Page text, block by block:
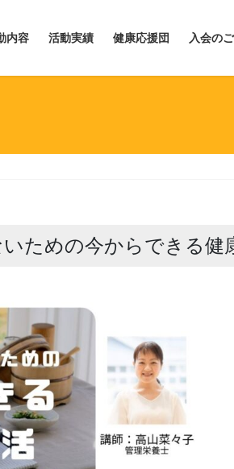
内容 活動実績 健康応援団 入会の
いための今からできる健